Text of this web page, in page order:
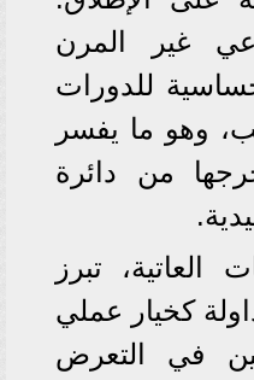
غير المرن
للدورات
وهو ما يفسر
من دائرة
العاتية، تبرز
كخيار عملي
في التعرض